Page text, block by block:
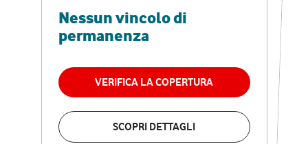
Nessun vincolo di
permanenza
VERIFICA LA COPERTURA
SCOPRI DETTAGLI
RETE FISSA + VODAFONE CLUB
29,95€
permanenza
VERIFICA LA COPERTURA